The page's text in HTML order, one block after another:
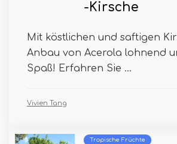
-Kirsche
Mit köstlichen und saftigen
Anbau von Acerola lohnend
Spaß! Erfahren Sie ...
Vivien Tang
Tropische Früchte